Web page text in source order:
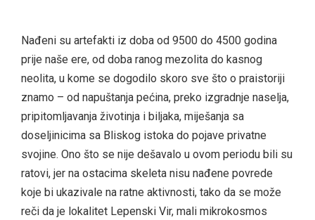
Nađeni su artefakti iz doba od 9500 do 4500 godina
prije naše ere, od doba ranog mezolita do kasnog
neolita, u kome se dogodilo skoro sve što o praistoriji
znamo – od napuštanja pećina, preko izgradnje naselja,
pripitomljavanja životinja i biljaka, miješanja sa
doseljinicima sa Bliskog istoka do pojave privatne
svojine. Ono što se nije dešavalo u ovom periodu bili su
ratovi, jer na ostacima skeleta nisu nađene povrede
koje bi ukazivale na ratne aktivnosti, tako da se može
reči da je lokalitet Lepenski Vir, mali mikrokosmos